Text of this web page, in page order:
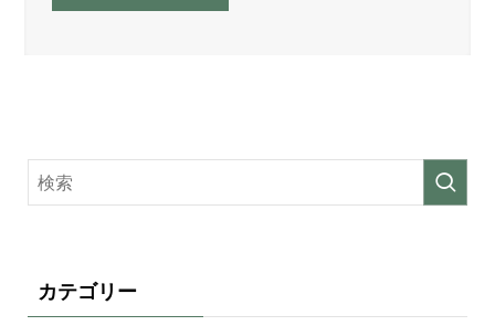
カテゴリー